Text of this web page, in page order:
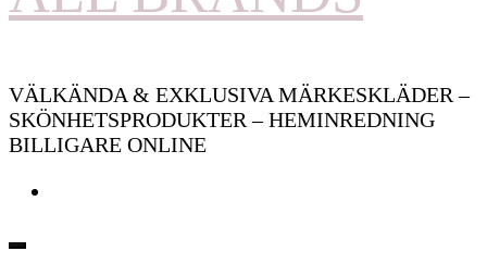
VÄLKÄNDA & EXKLUSIVA MÄRKESKLÄDER –
SKÖNHETSPRODUKTER – HEMINREDNING
BILLIGARE ONLINE